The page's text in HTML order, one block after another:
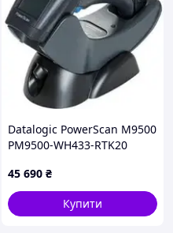
Datalogic PowerScan M9500
PM9500-WH433-RTK20
45 690 ₴
Купити